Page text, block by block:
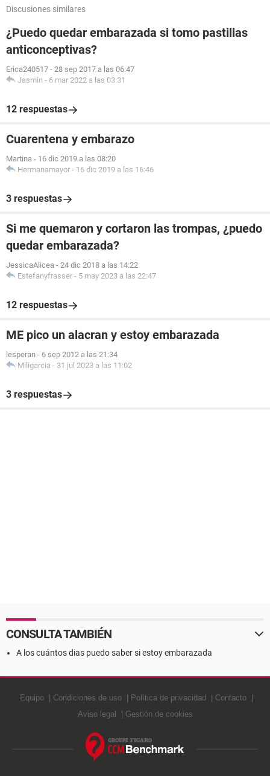
Discusiones similares
¿Puedo quedar embarazada si tomo pastillas
anticonceptivas?
Erica240517 - 28 sep 2017 a las 06:47
Jasmin - 6 mar 2022 a las 03:31
12 respuestas
Cuarentena y embarazo
Martina - 16 dic 2019 a las 08:20
Hermanamayor - 16 dic 2019 a las 16:46
3 respuestas
Si me quemaron y cortaron las trompas, ¿puedo
quedar embarazada?
JessicaAlicea - 24 dic 2018 a las 14:22
Estefanyfrasser - 5 may 2023 a las 22:47
12 respuestas
ME pico un alacran y estoy embarazada
lesperan - 6 sep 2012 a las 21:34
Miligarcia - 31 jul 2023 a las 11:02
3 respuestas
CONSULTA TAMBIÉN
A los cuántos dias puedo saber si estoy embarazada
Equipo Condiciones de uso Política de privacidad
Contacto
Aviso legal
Gestión de cookies